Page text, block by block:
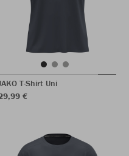
T-Shirt Uni
€